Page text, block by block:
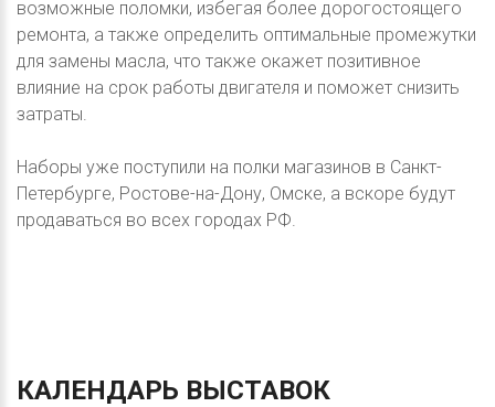
возможные поломки, избегая более дорогостоящего
ремонта, а также определить оптимальные промежутки
для замены масла, что также окажет позитивное
влияние на срок работы двигателя и поможет снизить
затраты.
Наборы уже поступили на полки магазинов в Санкт-
Петербурге, Ростове-на-Дону, Омске, а вскоре будут
продаваться во всех городах РФ.
КАЛЕНДАРЬ ВЫСТАВОК